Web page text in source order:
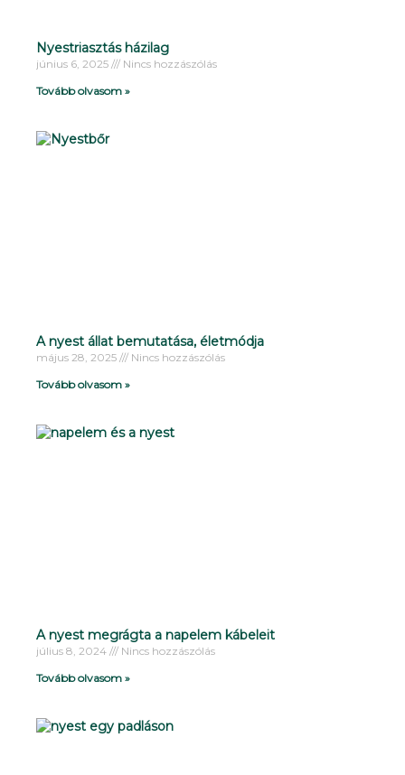
Nyestriasztás házilag
június 6, 2025
Nincs hozzászólás
Tovább olvasom »
A nyest állat bemutatása, életmódja
május 28, 2025
Nincs hozzászólás
Tovább olvasom »
A nyest megrágta a napelem kábeleit
július 8, 2024
Nincs hozzászólás
Tovább olvasom »